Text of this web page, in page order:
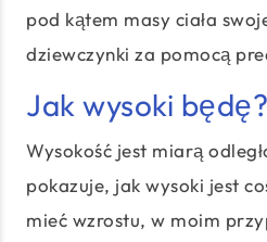
pod kątem masy ciała
dziewczynki za pomocą
Jak wysoki będę?
Wysokość jest miarą
pokazuje, jak wysoki jest
mieć wzrostu, w moim